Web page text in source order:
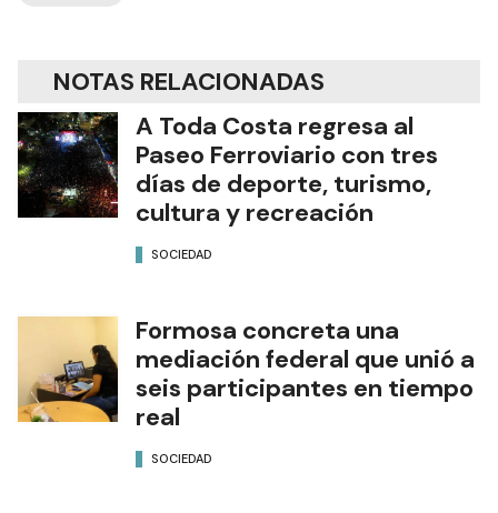
NOTAS RELACIONADAS
A Toda Costa regresa al
Paseo Ferroviario con tres
días de deporte, turismo,
cultura y recreación
SOCIEDAD
Formosa concreta una
mediación federal que unió a
seis participantes en tiempo
real
SOCIEDAD